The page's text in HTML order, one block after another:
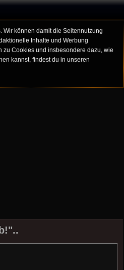
Wir können damit die Seitennutzung
Inhalte und Werbung
zu Cookies und insbesondere dazu, wie
kannst, findest du in unseren